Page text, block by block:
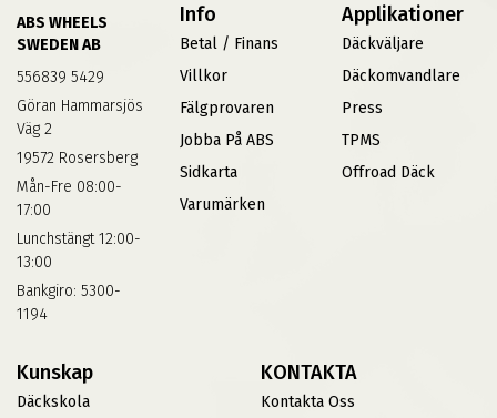
ABS WHEELS
SWEDEN AB
556839 5429
Göran Hammarsjös
Väg 2
19572 Rosersberg
Mån-Fre 08:00-
17:00
Lunchstängt 12:00-
13:00
Bankgiro: 5300-
1194
Info
Betal / Finans
Villkor
Fälgprovaren
Jobba På ABS
Sidkarta
Varumärken
Applikationer
Däckväljare
Däckomvandlare
Press
TPMS
Offroad Däck
Kunskap
Däckskola
KONTAKTA
Kontakta Oss